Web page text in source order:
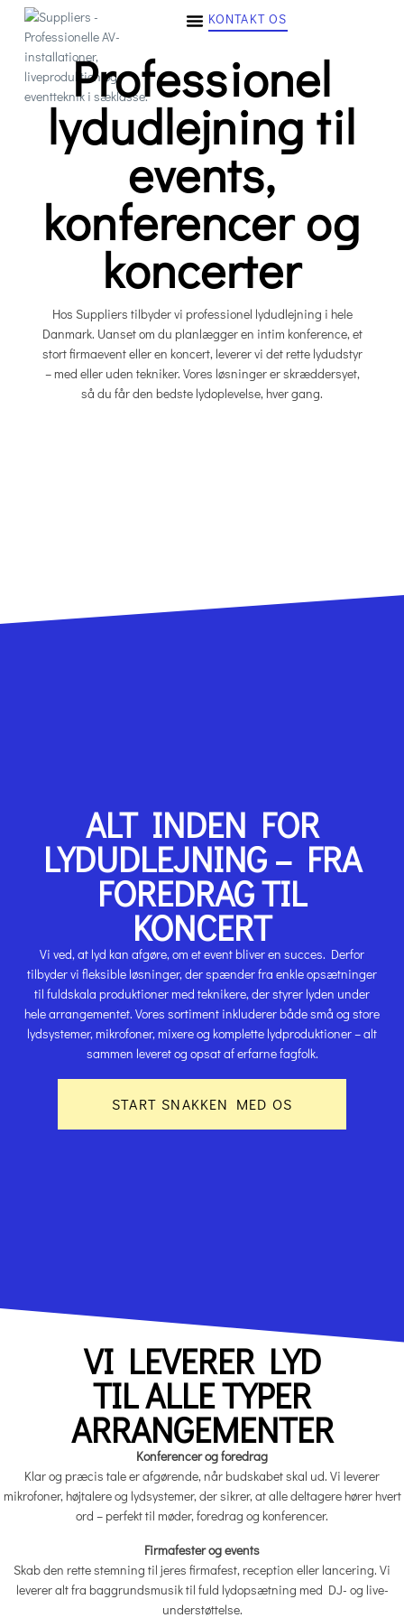
KONTAKT OS
Professionel
lydudlejning til
events,
konferencer og
koncerter
Hos Suppliers tilbyder vi professionel lydudlejning i hele
Danmark. Uanset om du planlægger en intim konference, et
stort firmaevent eller en koncert, leverer vi det rette lydudstyr
– med eller uden tekniker. Vores løsninger er skræddersyet,
så du får den bedste lydoplevelse, hver gang.
ALT INDEN FOR
LYDUDLEJNING – FRA
FOREDRAG TIL
KONCERT
Vi ved, at lyd kan afgøre, om et event bliver en succes. Derfor
tilbyder vi fleksible løsninger, der spænder fra enkle opsætninger
til fuldskala produktioner med teknikere, der styrer lyden under
hele arrangementet. Vores sortiment inkluderer både små og store
lydsystemer, mikrofoner, mixere og komplette lydproduktioner – alt
sammen leveret og opsat af erfarne fagfolk.
START SNAKKEN MED OS
VI LEVERER LYD
TIL ALLE TYPER
ARRANGEMENTER
Konferencer og foredrag
Klar og præcis tale er afgørende, når budskabet skal ud. Vi leverer
mikrofoner, højtalere og lydsystemer, der sikrer, at alle deltagere hører hvert
ord – perfekt til møder, foredrag og konferencer.
Firmafester og events
Skab den rette stemning til jeres firmafest, reception eller lancering. Vi
leverer alt fra baggrundsmusik til fuld lydopsætning med DJ- og live-
understøttelse.